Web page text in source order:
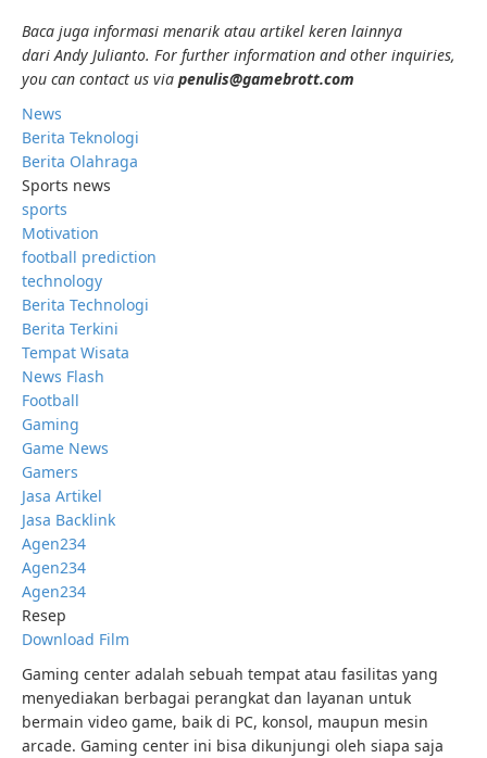
Baca juga informasi menarik atau artikel keren lainnya
dari Andy Julianto. For further information and other inquiries,
you can contact us via penulis@gamebrott.com
News
Berita Teknologi
Berita Olahraga
Sports news
sports
Motivation
football prediction
technology
Berita Technologi
Berita Terkini
Tempat Wisata
News Flash
Football
Gaming
Game News
Gamers
Jasa Artikel
Jasa Backlink
Agen234
Agen234
Agen234
Resep
Download Film
Gaming center adalah sebuah tempat atau fasilitas yang
menyediakan berbagai perangkat dan layanan untuk
bermain video game, baik di PC, konsol, maupun mesin
arcade. Gaming center ini bisa dikunjungi oleh siapa saja